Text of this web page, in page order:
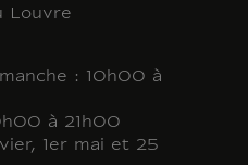
Louvre
: 10h00 à
à 21h00
1er mai et 25